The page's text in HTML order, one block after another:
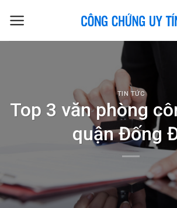
TIN TỨC
Top 3 văn phòng
quận Đống